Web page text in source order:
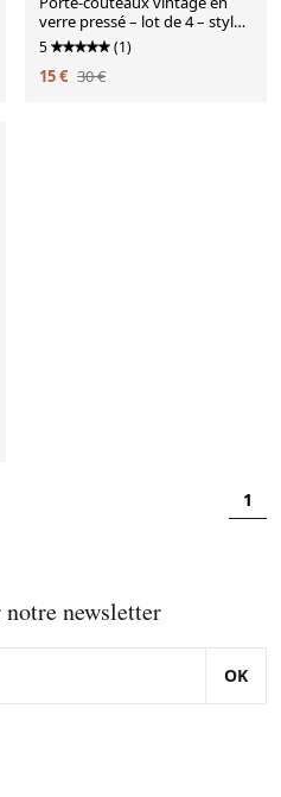
verre pressé – lot de 4 – style
art déc
5 (1)
15 € 30 €
1
newsletter
OK